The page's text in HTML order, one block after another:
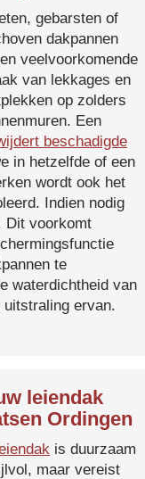
gebarsten of
dakpannen
veelvoorkomende
van lekkages en
op zolders
Een
beschadigde
in hetzelfde of een
wordt ook het
Indien nodig
Dit voorkomt
te
waterdichtheid van
uitstraling ervan.
leiendak
Ordingen
is duurzaam
maar vereist